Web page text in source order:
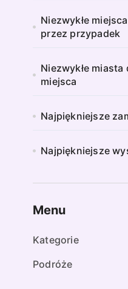
Niezwykłe
przez przypadek
Niezwykłe
miejsca
Najpiękniejsze
Najpiękniejsze
Menu
Kategorie
Podróże